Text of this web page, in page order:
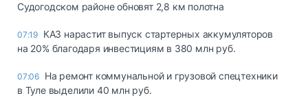
Судогодском районе обновят 2,8 км полотна
07:19 КАЗ нарастит выпуск стартерных аккумуляторов
на 20% благодаря инвестициям в 380 млн руб.
07:06 На ремонт коммунальной и грузовой спецтехники
в Туле выделили 40 млн руб.